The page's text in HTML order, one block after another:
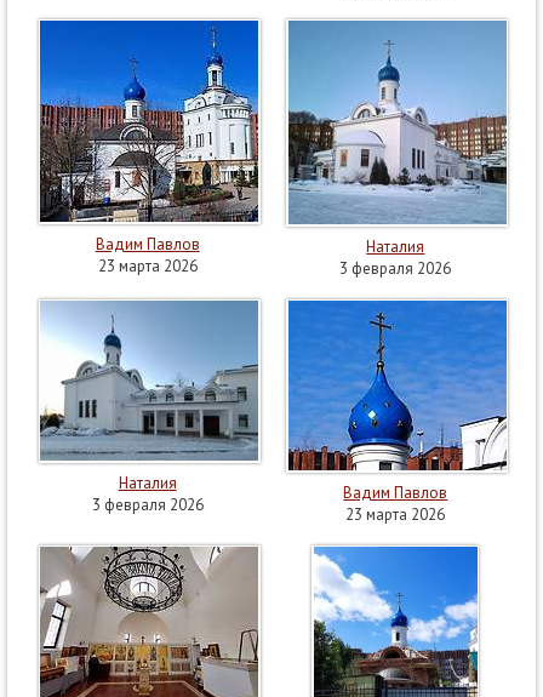
Вадим Павлов
23 марта 2026
Наталия
3 февраля 2026
Наталия
3 февраля 2026
Вадим Павлов
23 марта 2026